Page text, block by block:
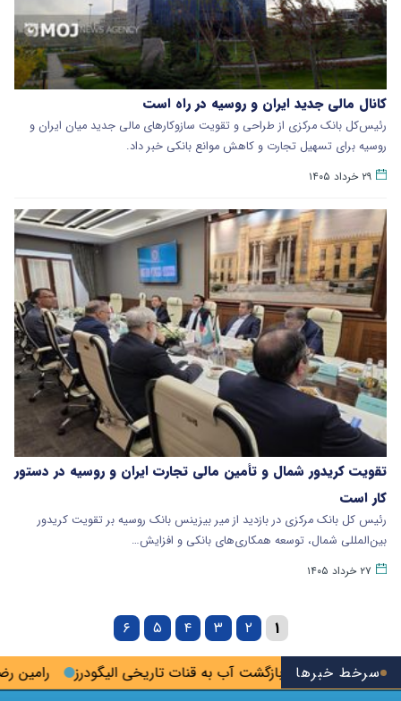
سرخط خبرها رامین بازگشت آب به قنات تاریخی الیگودرز پلمب شد
کانال مالی جدید ایران و روسیه در راه است
رئیس‌کل بانک مرکزی از طراحی و تقویت سازوکارهای مالی جدید میان ایران و
روسیه برای تسهیل تجارت و کاهش موانع بانکی خبر داد.
۲۹ خرداد ۱۴۰۵
تقویت کریدور شمال و تأمین مالی تجارت ایران و روسیه در دستور
کار است
رئیس کل بانک مرکزی در بازدید از میر بیزینس بانک روسیه بر تقویت کریدور
بین‌المللی شمال، توسعه همکاری‌های بانکی و افزایش…
۲۷ خرداد ۱۴۰۵
۱ ۲ ۳ ۴ ۵ ۶